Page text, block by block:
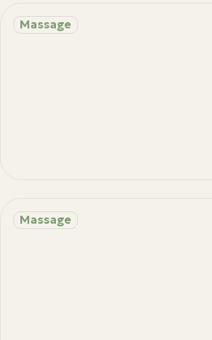
Massage
Massage